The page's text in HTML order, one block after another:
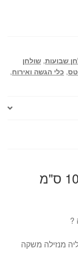
שבועות, שולחן
, כלי הגשה ואירוח,
תחתיות לכוסות איכותיות 10 ס"מ
?
מנזילה משקה